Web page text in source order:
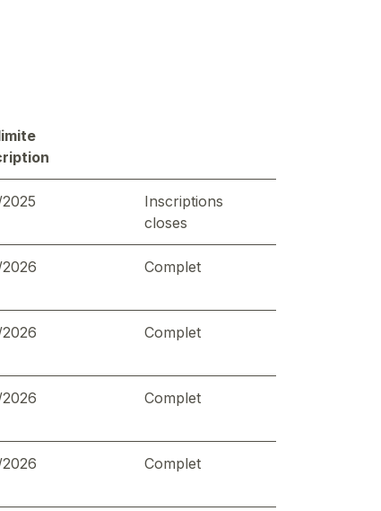
Inscriptions
closes
Complet
Complet
Complet
Complet